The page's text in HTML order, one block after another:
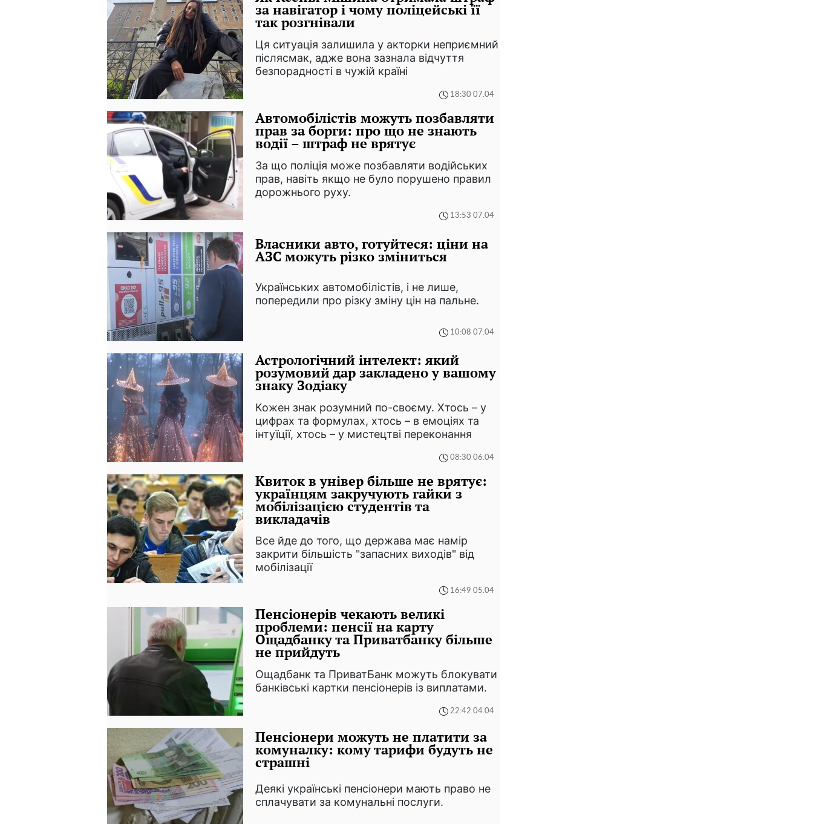
за навігатор і чому поліцейські її
так розгнівали
Ця ситуація залишила у акторки неприємний
післясмак, адже вона зазнала відчуття
безпорадності в чужій країні
18:30 07.04
Автомобілістів можуть позбавляти
прав за борги: про що не знають
водії – штраф не врятує
За що поліція може позбавляти водійських
прав, навіть якщо не було порушено правил
дорожнього руху.
13:53 07.04
Власники авто, готуйтеся: ціни на
АЗС можуть різко зміниться
Українських автомобілістів, і не лише,
попередили про різку зміну цін на пальне.
10:08 07.04
Астрологічний інтелект: який
розумовий дар закладено у вашому
знаку Зодіаку
Кожен знак розумний по-своєму. Хтось – у
цифрах та формулах, хтось – в емоціях та
інтуїції, хтось – у мистецтві переконання
08:30 06.04
Квиток в універ більше не врятує:
українцям закручують гайки з
мобілізацією студентів та
викладачів
Все йде до того, що держава має намір
закрити більшість "запасних виходів" від
мобілізації
16:49 05.04
Пенсіонерів чекають великі
проблеми: пенсії на карту
Ощадбанку та Приватбанку більше
не прийдуть
Ощадбанк та ПриватБанк можуть блокувати
банківські картки пенсіонерів із виплатами.
22:42 04.04
Пенсіонери можуть не платити за
комуналку: кому тарифи будуть не
страшні
Деякі українські пенсіонери мають право не
сплачувати за комунальні послуги.